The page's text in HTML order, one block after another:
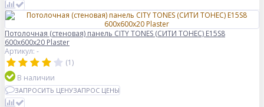
Потолочная (стеновая) панель CITY TONES (CИТИ ТОНЕС) E15S8
600x600x20 Plaster
Артикул: -
(1)
В наличии
ЗАПРОСИТЬ ЦЕНУЗАПРОС ЦЕНЫ